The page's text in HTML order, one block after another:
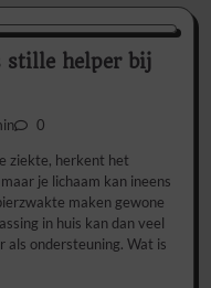
stille helper bij
0
ziekte, herkent het
je lichaam kan ineens
maken gewone
in huis kan dan veel
als ondersteuning. Wat is